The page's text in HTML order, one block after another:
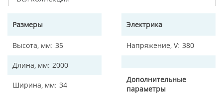
Размеры
Высота, мм 35
Длина, мм 2000
Ширина, мм 34
Электрика
Напряжение, V 380
Дополнительные
параметры